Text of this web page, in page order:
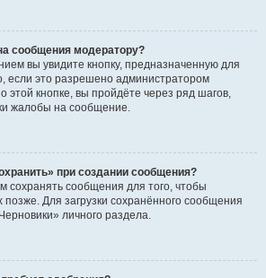
сообщения модератору?
вы увидите кнопку, предназначенную для
если это разрешено администратором
этой кнопке, вы пройдёте через ряд шагов,
жалобы на сообщение.
при создании сообщения?
сохранять сообщения для того, чтобы
позже. Для загрузки сохранённого сообщения
личного раздела.